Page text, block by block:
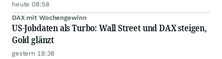
heute 08:58
DAX mit Wochengewinn
US-Jobdaten als Turbo: Wall Street und DAX steigen,
Gold glänzt
gestern 18:38